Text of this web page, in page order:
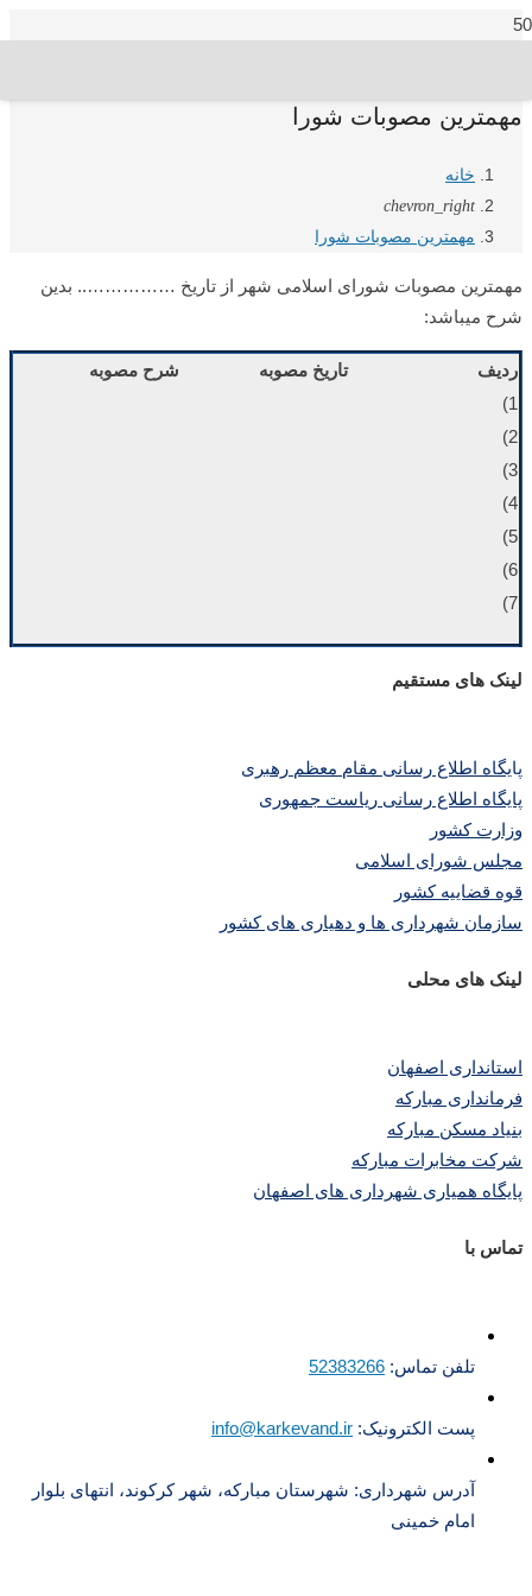
مهمترین مصوبات شورا
خانه
chevron_right
مهمترین مصوبات شورا
مهمترین مصوبات شورای اسلامی شهر از تاریخ …………….. بدین
شرح میباشد:
ردیف تاریخ مصوبه
شرح مصوبه
1)
2)
3)
4)
5)
6)
7)
لینک های مستقیم
پایگاه اطلاع رسانی مقام معظم رهبری
پایگاه اطلاع رسانی ریاست جمهوری
وزارت کشور
مجلس شورای اسلامی
قوه قضاییه کشور
سازمان شهرداری ها و دهیاری های کشور
لینک های محلی
استانداری اصفهان
فرمانداری مبارکه
بنیاد مسکن مبارکه
شرکت مخابرات مبارکه
پایگاه همیاری شهرداری های اصفهان
تماس با
تلفن تماس: 52383266
پست الکترونیک: info@karkevand.ir
آدرس شهرداری: شهرستان مبارکه، شهر کرکوند، انتهای بلوار
امام خمینی